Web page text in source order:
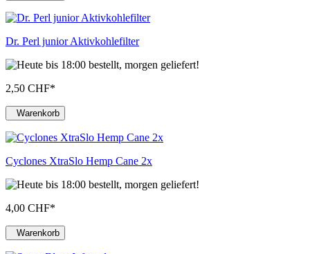
Dr. Perl junior Aktivkohlefilter
2,50 CHF*
Warenkorb
Cyclones XtraSlo Hemp Cane 2x
4,00 CHF*
Warenkorb